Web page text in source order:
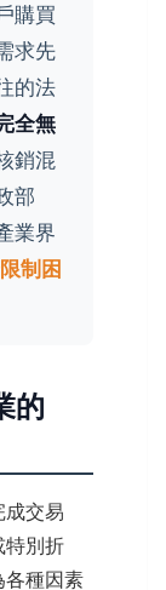
購買
求先
的法
全無
銷混
部
業界
制困
的
成交易
特別折
各種因素